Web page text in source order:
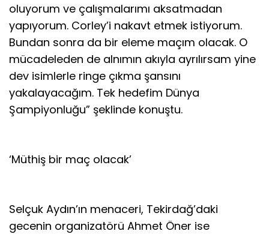
oluyorum ve çalışmalarımı aksatmadan
yapıyorum. Corley’i nakavt etmek istiyorum.
Bundan sonra da bir eleme maçım olacak. O
mücadeleden de alnımın akıyla ayrılırsam yine
dev isimlerle ringe çıkma şansını
yakalayacağım. Tek hedefim Dünya
Şampiyonluğu” şeklinde konuştu.
‘Müthiş bir maç olacak’
Selçuk Aydın’ın menaceri, Tekirdağ’daki
gecenin organizatörü Ahmet Öner ise